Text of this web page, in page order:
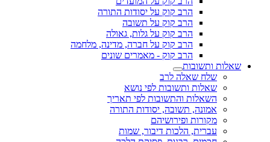
הרב קוק על יסודות התורה
הרב קוק על תשובה
הרב קוק על גלות, גאולה
הרב קוק על חברה, מדינה, מלחמה
הרב קוק - מאמרים שונים
שאלות ותשובות
שלח שאלה לרב
שאלות ותשובות לפי נושא
השאלות והתשובות לפי תאריך
אמונה, תשובה, יסודות התורה
מקורות ופירושיהם
עברית, הלכות דיבור, שמות